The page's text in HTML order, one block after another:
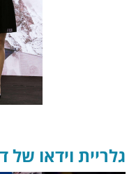
גלריית וידאו של